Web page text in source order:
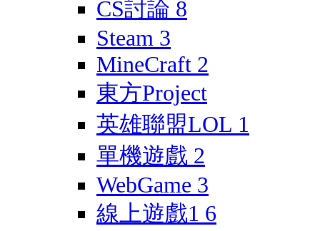
CS討論 8
Steam 3
MineCraft 2
東方Project
英雄聯盟LOL 1
單機遊戲 2
WebGame 3
線上遊戲1 6